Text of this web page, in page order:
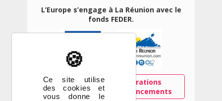
Ce site utilise
des cookies et
vous donne le
Masquer le
L’Europe s’engage à La Réunion avec le
fonds FEDER.
Découvrez ici les opérations
concernées par ces financements